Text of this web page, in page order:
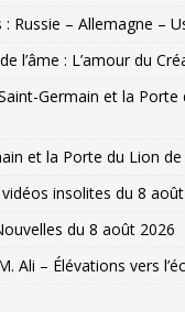
: Russie – Allemagne –
l’âme : L’amour du
Germain et la
et la Porte du Lion
insolites du 8
du 8 août 2026
Ali – Élévations vers